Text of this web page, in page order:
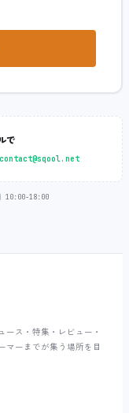
で
contact@sqool.net
10:00-18:00
ス・特集・レビュー・
マーまでが集う場所を目